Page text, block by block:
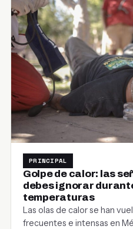
PRINCIPAL
Golpe de calor: las
debes ignorar
temperaturas
Las olas de calor se han
frecuentes e intensas en